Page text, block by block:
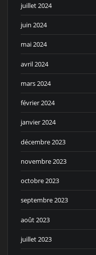
juillet 2024
juin 2024
mai 2024
avril 2024
mars 2024
février 2024
janvier 2024
décembre 2023
novembre 2023
octobre 2023
septembre 2023
août 2023
juillet 2023